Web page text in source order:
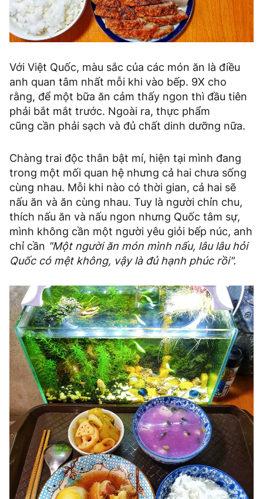
Với Việt Quốc, màu sắc của các món ăn là điều
anh quan tâm nhất mỗi khi vào bếp. 9X cho
rằng, để một bữa ăn cảm thấy ngon thì đầu tiên
phải bắt mắt trước. Ngoài ra, thực phẩm
cũng cần phải sạch và đủ chất dinh dưỡng nữa.
Chàng trai độc thân bật mí, hiện tại mình đang
trong một mối quan hệ nhưng cả hai chưa sống
cùng nhau. Mỗi khi nào có thời gian, cả hai sẽ
nấu ăn và ăn cùng nhau. Tuy là người chỉn chu,
thích nấu ăn và nấu ngon nhưng Quốc tâm sự,
mình không cần một người yêu giỏi bếp núc, anh
chỉ cần "Một người ăn món mình nấu, lâu lâu hỏi
Quốc có mệt không, vậy là đủ hạnh phúc rồi".